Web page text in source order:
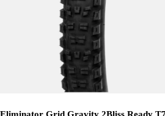
Eliminator Grid Gravity 2Bliss Ready